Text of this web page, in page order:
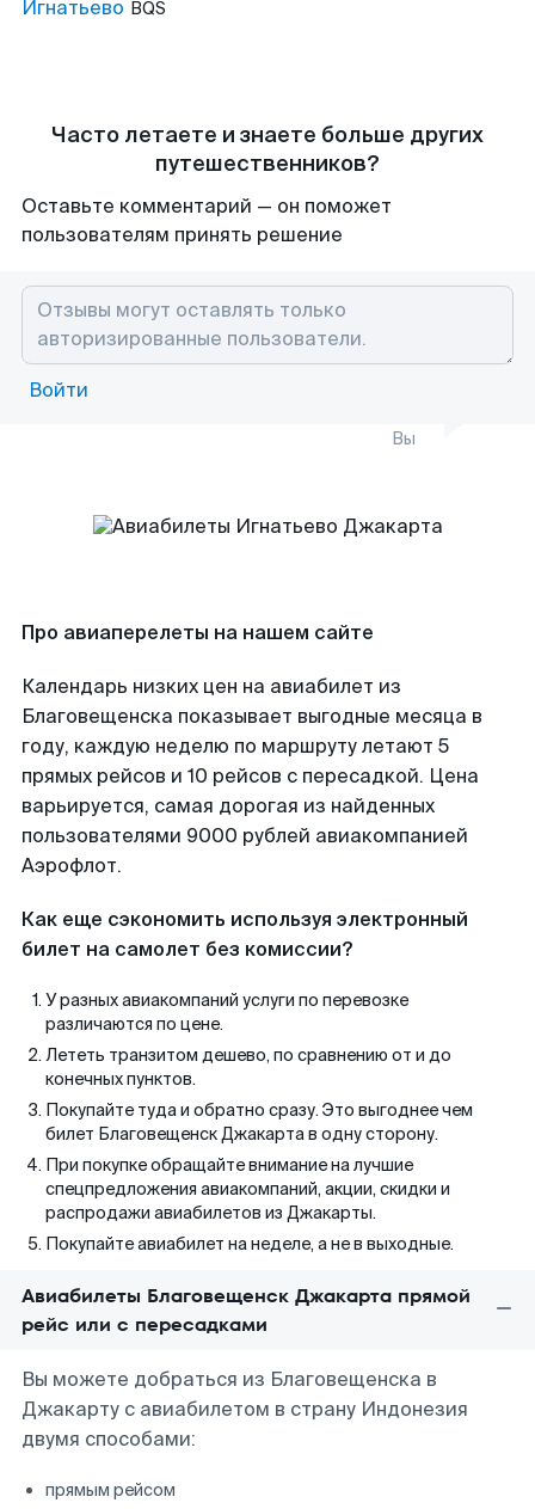
Игнатьево BQS
Часто летаете и знаете больше других
путешественников?
Оставьте комментарий — он поможет
пользователям принять решение
Войти
Вы
Про авиаперелеты на нашем сайте
Календарь низких цен на авиабилет из
Благовещенска показывает выгодные месяца в
году, каждую неделю по маршруту летают 5
прямых рейсов и 10 рейсов с пересадкой. Цена
варьируется, самая дорогая из найденных
пользователями 9000 рублей авиакомпанией
Аэрофлот.
Как еще сэкономить используя электронный
билет на самолет без комиссии?
У разных авиакомпаний услуги по перевозке
различаются по цене.
Лететь транзитом дешево, по сравнению от и до
конечных пунктов.
Покупайте туда и обратно сразу. Это выгоднее чем
билет Благовещенск Джакарта в одну сторону.
При покупке обращайте внимание на лучшие
спецпредложения авиакомпаний, акции, скидки и
распродажи авиабилетов из Джакарты.
Покупайте авиабилет на неделе, а не в выходные.
Авиабилеты Благовещенск Джакарта прямой
рейс или с пересадками
Вы можете добраться из Благовещенска в
Джакарту с авиабилетом в страну Индонезия
двумя способами:
прямым рейсом